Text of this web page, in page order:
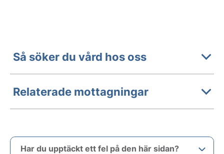
Så söker du vård hos oss
Relaterade mottagningar
Har du upptäckt ett fel på den här sidan?